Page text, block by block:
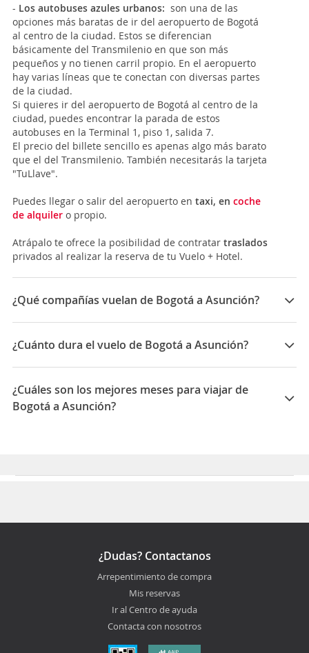
- Los autobuses azules urbanos: son una de las
opciones más baratas de ir del aeropuerto de Bogotá
al centro de la ciudad. Estos se diferencian
básicamente del Transmilenio en que son más
pequeños y no tienen carril propio. En el aeropuerto
hay varias líneas que te conectan con diversas partes
de la ciudad.
Si quieres ir del aeropuerto de Bogotá al centro de la
ciudad, puedes encontrar la parada de estos
autobuses en la Terminal 1, piso 1, salida 7.
El precio del billete sencillo es apenas algo más barato
que el del Transmilenio. También necesitarás la tarjeta
"TuLlave".
Puedes llegar o salir del aeropuerto en taxi, en coche
de alquiler o propio.
Atrápalo te ofrece la posibilidad de contratar traslados
privados al realizar la reserva de tu Vuelo + Hotel.
¿Qué compañías vuelan de Bogotá a Asunción?
Las compañías que vuelan de Bogotá a Asunción son:
Copa Airlines, LATAM Airlines, Avianca, Gol
¿Cuánto dura el vuelo de Bogotá a Asunción?
La duración media para viajar entre Bogotá y Asunción
es 09:10
¿Cuáles son los mejores meses para viajar de
Bogotá a Asunción?
¿Dudas? Contactanos
Arrepentimiento de compra
Mis reservas
Ir al Centro de ayuda
Contacta con nosotros